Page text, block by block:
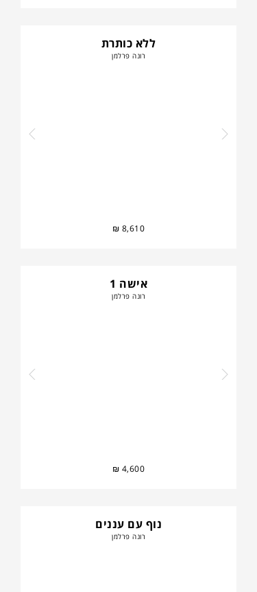
ללא כותרת
רונה פרלמן
₪ 8,610
אישה 1
רונה פרלמן
₪ 4,600
נוף עם עננים
רונה פרלמן